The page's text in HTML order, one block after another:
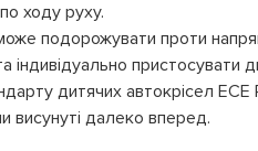
ходу руху.
подорожувати проти
пристосувати
дитячих автокрісел ECE
висунуті далеко вперед.